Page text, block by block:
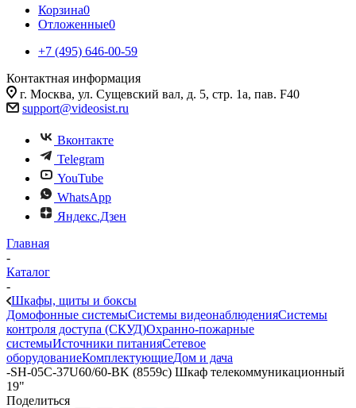
Корзина0
Отложенные0
+7 (495) 646-00-59
Контактная информация
г. Москва, ул. Сущевский вал, д. 5, стр. 1а, пав. F40
support@videosist.ru
Вконтакте
Telegram
YouTube
WhatsApp
Яндекс.Дзен
Главная
-
Каталог
-
Шкафы, щиты и боксы
Домофонные системыСистемы видеонаблюденияСистемы
контроля доступа (СКУД)Охранно-пожарные
системыИсточники питанияСетевое
оборудованиеКомплектующиеДом и дача
-SH-05C-37U60/60-BK (8559c) Шкаф телекоммуникационный
19"
Поделиться